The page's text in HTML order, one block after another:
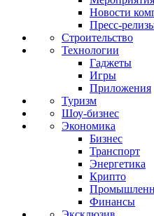
Новости
Пресс-
Строительство
Технологии
Гаджеты
Игры
Приложения
Туризм
Шоу-бизнес
Экономика
Бизнес
Транспорт
Энергетика
Крипто
Финансы